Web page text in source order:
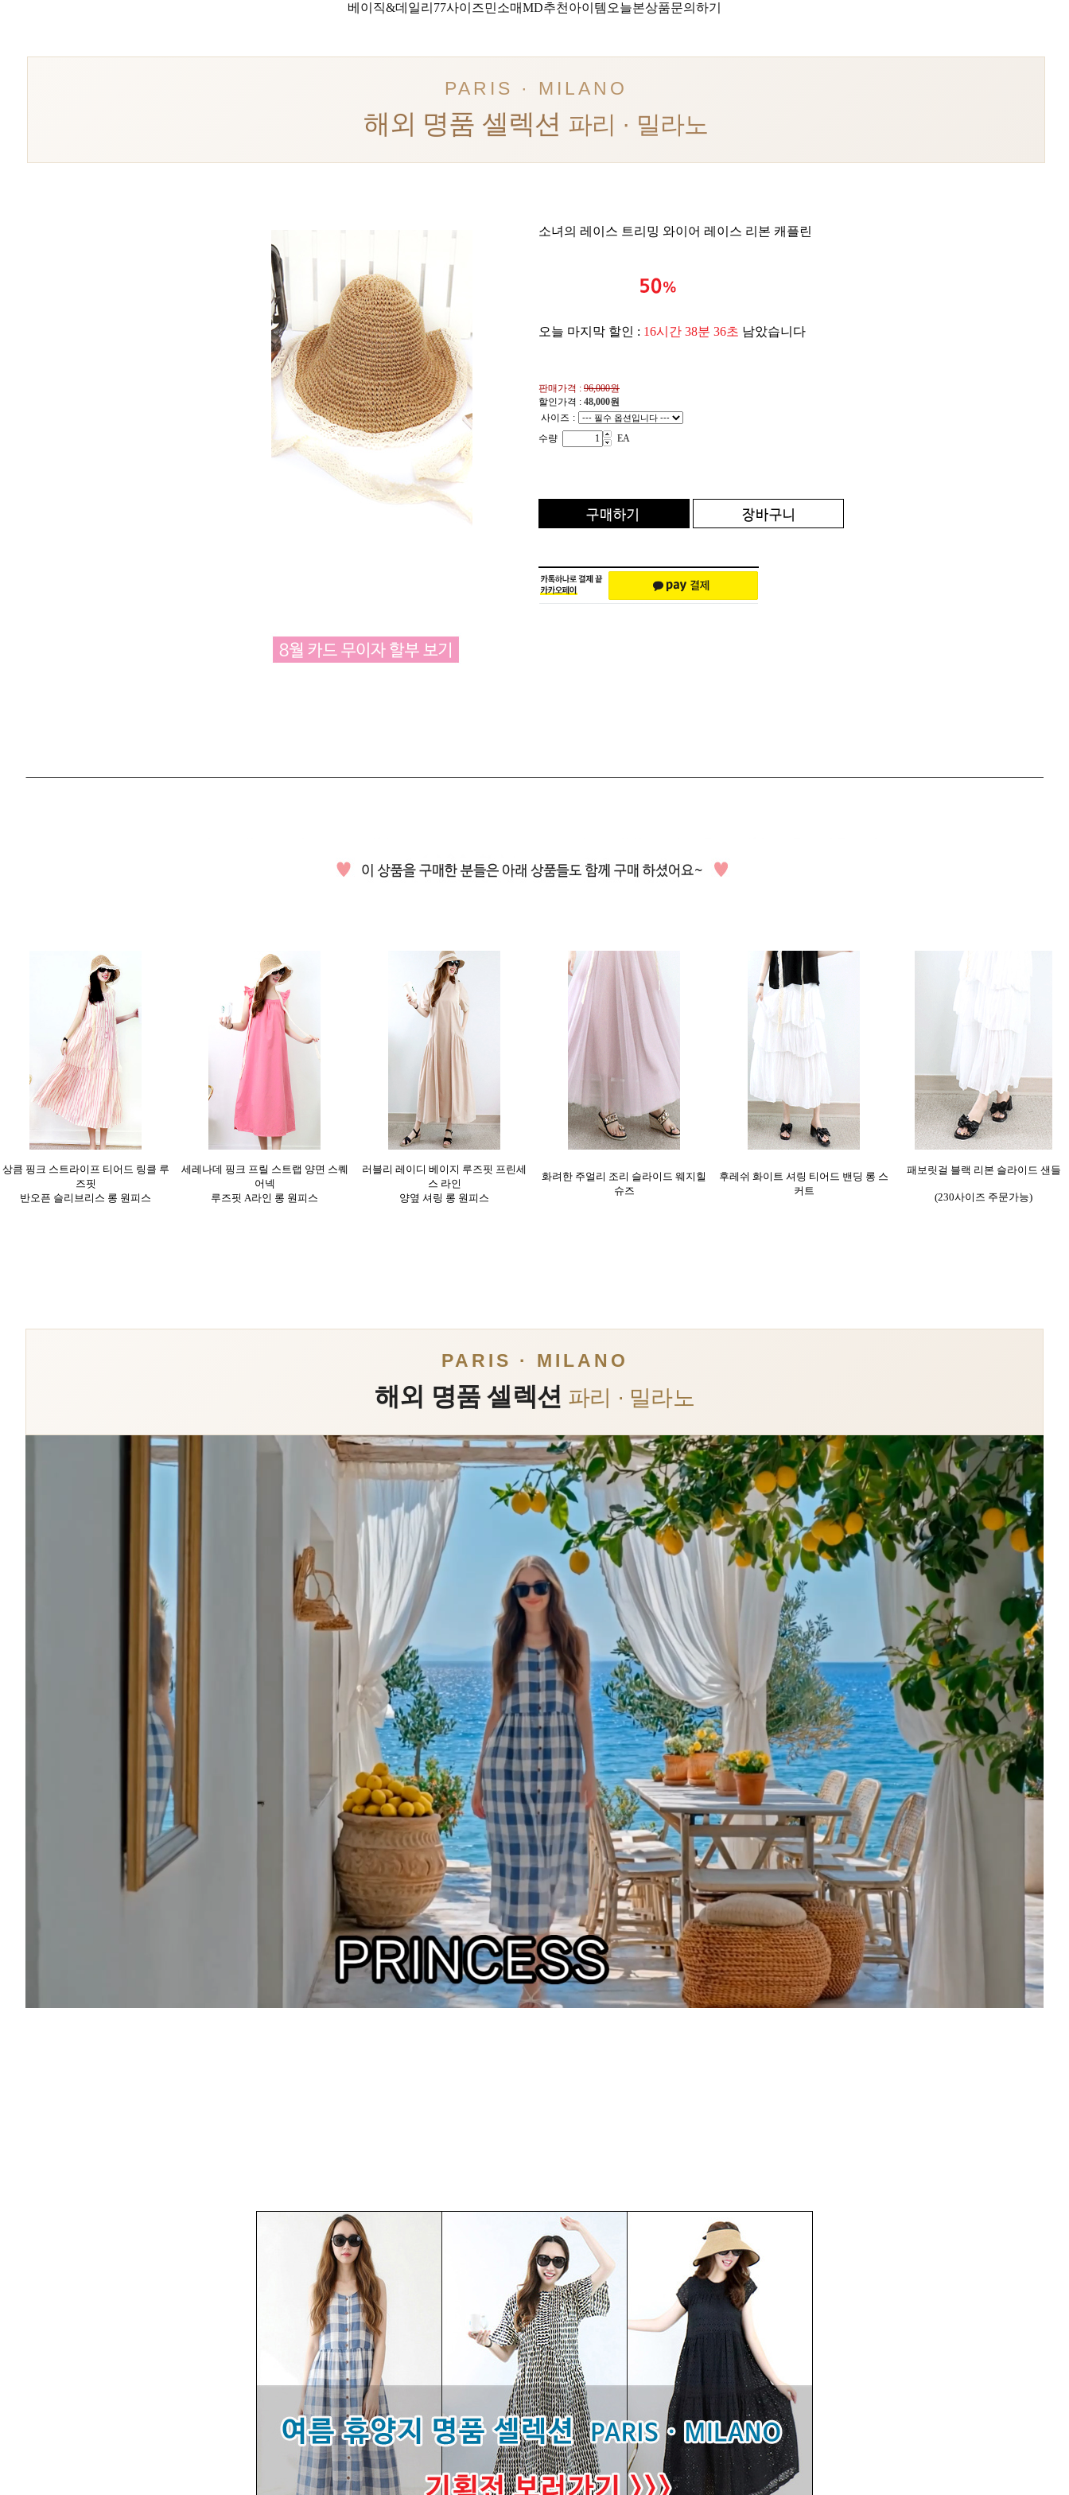
베이직&데일리 77사이즈민소매MD추천아이템 오늘본상품문의하기
PARIS · MILANO
해외 명품 셀렉션 파리 · 밀라노
소녀의 레이스 트리밍 와이어 레이스 리본 캐플린
오늘 마지막 할인 : 16시간 38분 34초 남았습니다
판매가격 : 96,000원
할인가격 : 48,000원
사이즈 :
수량
EA
상큼 핑크 스트라이프 티어드 링클 루
즈핏
반오픈 슬리브리스 롱 원피스
세레나데 핑크 프릴 스트랩 양면 스퀘
어넥
루즈핏 A라인 롱 원피스
러블리 레이디 베이지 루즈핏 프린세
스 라인
양옆 셔링 롱 원피스
화려한 주얼리 조리 슬라이드 웨지힐
슈즈
후레쉬 화이트 셔링 티어드 밴딩 롱 스
커트
패보릿걸 블랙 리본 슬라이드 샌들
(230사이즈 주문가능)
PARIS · MILANO
해외 명품 셀렉션 파리 · 밀라노